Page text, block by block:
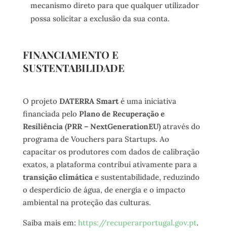
mecanismo direto para que qualquer utilizador
possa solicitar a exclusão da sua conta.
FINANCIAMENTO E
SUSTENTABILIDADE
O projeto DATERRA Smarté uma iniciativa
financiada pelo Plano de Recuperação e
Resiliência (PRR – NextGenerationEU)através do
programa de Vouchers para Startups. Ao
capacitar os produtores com dados de calibração
exatos, a plataforma contribui ativamente para a
transição climáticae sustentabilidade, reduzindo
o desperdício de água, de energia e o impacto
ambiental na proteção das culturas.
Saiba mais em: https://recuperarportugal.gov.pt.